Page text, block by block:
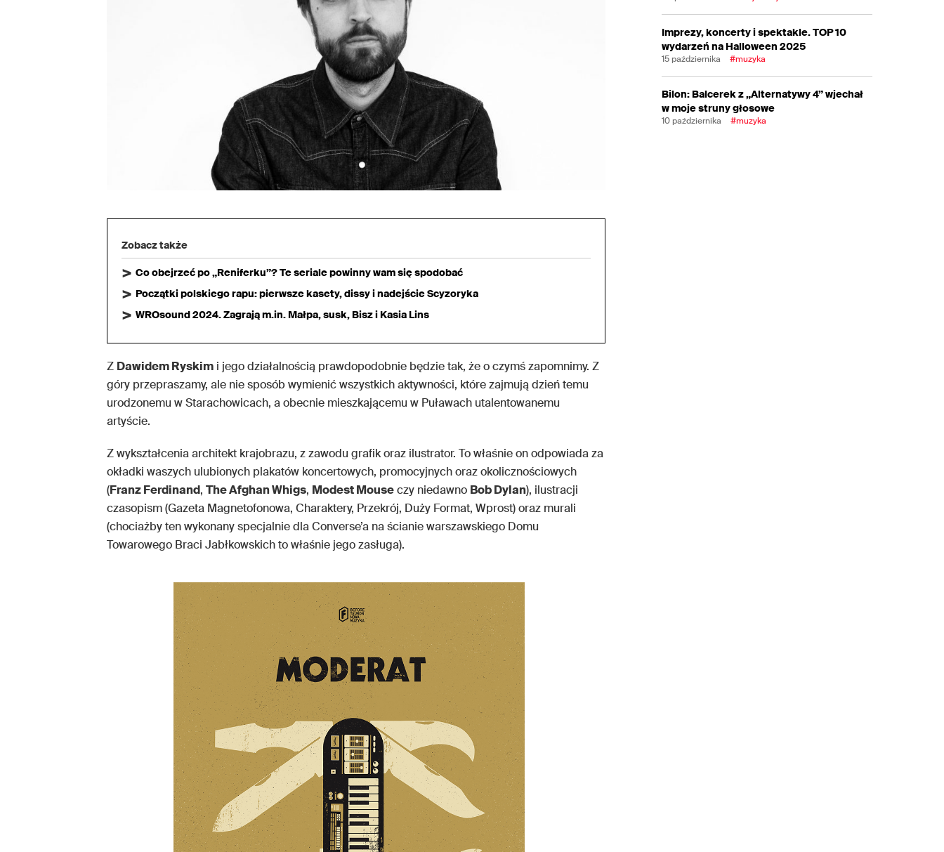
Zobacz także
Co obejrzeć po „Reniferku”? Te seriale powinny wam się spodobać
Początki polskiego rapu: pierwsze kasety, dissy i nadejście Scyzoryka
WROsound 2024. Zagrają m.in. Małpa, susk, Bisz i Kasia Lins
Z Dawidem Ryskim i jego działalnością prawdopodobnie będzie tak, że o czymś zapomnimy. Z
góry przepraszamy, ale nie sposób wymienić wszystkich aktywności, które zajmują dzień temu
urodzonemu w Starachowicach, a obecnie mieszkającemu w Puławach utalentowanemu
artyście.
Z wykształcenia architekt krajobrazu, z zawodu grafik oraz ilustrator. To właśnie on odpowiada za
okładki waszych ulubionych plakatów koncertowych, promocyjnych oraz okolicznościowych
(Franz Ferdinand, The Afghan Whigs, Modest Mouseczy niedawno Bob Dylan), ilustracji
czasopism (Gazeta Magnetofonowa, Charaktery, Przekrój, Duży Format, Wprost) oraz murali
(chociażby ten wykonany specjalnie dla Converse’a na ścianie warszawskiego Domu
Towarowego Braci Jabłkowskich to właśnie jego zasługa).
Imprezy, koncerty i spektakle. TOP 10
wydarzeń na Halloween 2025
15 października #muzyka
Bilon: Balcerek z „Alternatywy 4” wjechał
w moje struny głosowe
10 października #muzyka